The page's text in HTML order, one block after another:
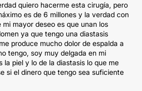
quiero hacerme esta cirugía, pero
es de 6 millones y la verdad con
mayor deseo es que unan los
ya que tengo una diastasis
produce mucho dolor de espalda a
tengo, soy muy delgada en mi
la piel y lo de la diastasis lo que me
si el dinero que tengo sea suficiente